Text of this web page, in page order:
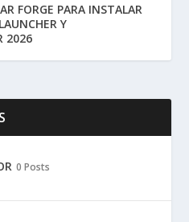
FORGE PARA INSTALAR
Y
2026
0 Posts